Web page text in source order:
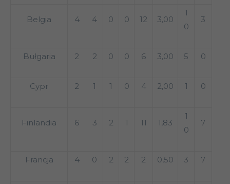
Belgia 4 4 0 0 12 3,00
1
0
3
Bułgaria 2 2 0 0 6 3,00 5 0
Cypr 2 1 1 0 4 2,00 1 0
Finlandia 6 3 2 1 11 1,83
1
0
7
Francja 4 0 2 2 2 0,50 3 7